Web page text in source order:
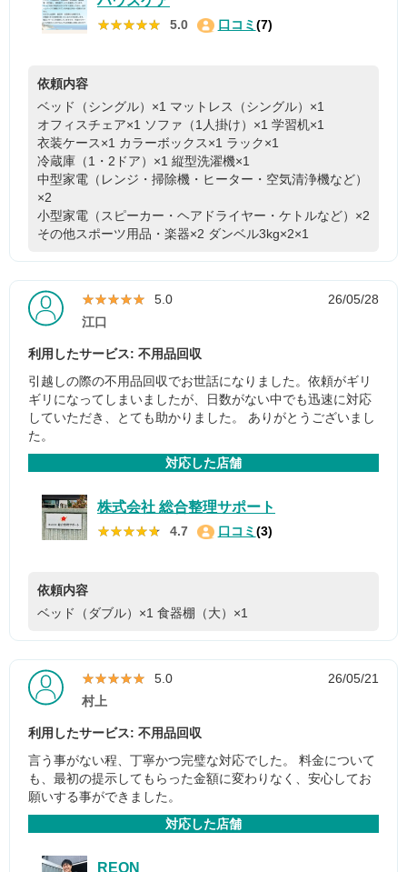
★★★★★
★★★★★ 5.0 口コミ (7)
依頼内容
ベッド（シングル）×1 マットレス（シングル）×1
オフィスチェア×1 ソファ（1人掛け）×1 学習机×1
衣装ケース×1 カラーボックス×1 ラック×1
冷蔵庫（1・2ドア）×1 縦型洗濯機×1
中型家電（レンジ・掃除機・ヒーター・空気清浄機など）
×2
小型家電（スピーカー・ヘアドライヤー・ケトルなど）×2
その他スポーツ用品・楽器×2 ダンベル3kg×2×1
★★★★★
★★★★★ 5.0
26/05/28
江口
利用したサービス: 不用品回収
引越しの際の不用品回収でお世話になりました。依頼がギリ
ギリになってしまいましたが、日数がない中でも迅速に対応
していただき、とても助かりました。 ありがとうございまし
た。
対応した店舗
株式会社 総合整理サポート
★★★★★
★★★★★ 4.7 口コミ (3)
依頼内容
ベッド（ダブル）×1 食器棚（大）×1
★★★★★
★★★★★ 5.0
26/05/21
村上
利用したサービス: 不用品回収
言う事がない程、丁寧かつ完璧な対応でした。 料金について
も、最初の提示してもらった金額に変わりなく、安心してお
願いする事ができました。
対応した店舗
REON